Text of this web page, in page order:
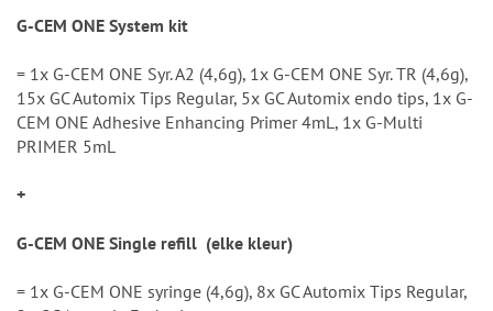
G-CEM ONE System kit
= 1x G-CEM ONE Syr. A2 (4,6g), 1x G-CEM ONE Syr. TR (4,6g),
15x GC Automix Tips Regular, 5x GC Automix endo tips, 1x G-
CEM ONE Adhesive Enhancing Primer 4mL, 1x G-Multi
PRIMER 5mL
+
G-CEM ONE Single refill (elke kleur)
= 1x G-CEM ONE syringe (4,6g), 8x GC Automix Tips Regular,